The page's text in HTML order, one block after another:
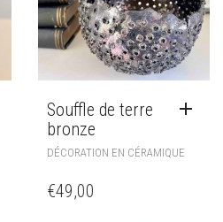
Souffle de terre
bronze
DÉCORATION EN CÉRAMIQUE
€49,00